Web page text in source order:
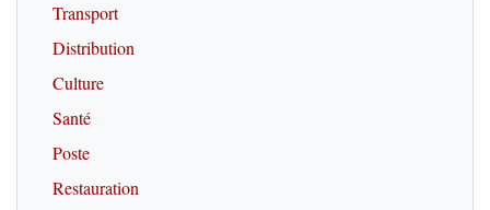
Transport
Distribution
Culture
Santé
Poste
Restauration